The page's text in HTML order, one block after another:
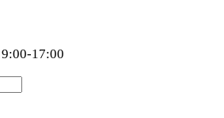
17:00